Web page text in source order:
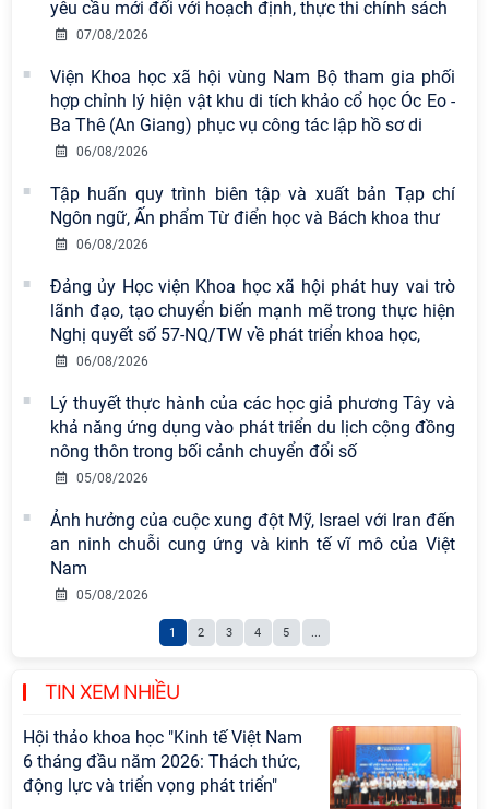
yêu cầu mới đối với hoạch định, thực thi chính sách
07/08/2026
Viện Khoa học xã hội vùng Nam Bộ tham gia phối
hợp chỉnh lý hiện vật khu di tích khảo cổ học Óc Eo -
Ba Thê (An Giang) phục vụ công tác lập hồ sơ di
06/08/2026
Tập huấn quy trình biên tập và xuất bản Tạp chí
Ngôn ngữ, Ấn phẩm Từ điển học và Bách khoa thư
06/08/2026
Đảng ủy Học viện Khoa học xã hội phát huy vai trò
lãnh đạo, tạo chuyển biến mạnh mẽ trong thực hiện
Nghị quyết số 57-NQ/TW về phát triển khoa học,
06/08/2026
Lý thuyết thực hành của các học giả phương Tây và
khả năng ứng dụng vào phát triển du lịch cộng đồng
nông thôn trong bối cảnh chuyển đổi số
05/08/2026
Ảnh hưởng của cuộc xung đột Mỹ, Israel với Iran đến
an ninh chuỗi cung ứng và kinh tế vĩ mô của Việt
Nam
05/08/2026
1 2 3 4 5 ...
TIN XEM NHIỀU
Viện Hàn lâm Khoa học xã hội Việt
Nam có 02 tác phẩm đạt giải khuyến
khích tại Cuộc thi chính luận bảo vệ
nền tảng tư tưởng của Đảng năm
2026
chuyên đề: Đẩy mạnh học tập, thực
hành tư tưởng, đạo đức, phương
pháp, phong cách Hồ Chí Minh trong
Hội thảo khoa học quốc tế “Không
gian phát triển Việt Nam trong kỷ
nguyên mới: Định hướng chiến lược
vào thứ ba, ngày 28/7/2026
Tọa đàm Giao lưu chuyên đề về
những kinh nghiệm quan trọng của
Cộng sản Việt Nam trong lãnh đạo
sự nghiệp xây dựng chủ nghĩa xã hội
Hội nghị Lãnh đạo Viện Hàn lâm
Khoa học xã hội Việt Nam làm việc
với Ban Chủ nhiệm các Chương trình
cấp Bộ
Hội thảo khoa học "Kinh tế Việt Nam
6 tháng đầu năm 2026: Thách thức,
động lực và triển vọng phát triển"